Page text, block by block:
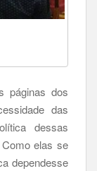
páginas dos
das
dessas
elas se
dependesse